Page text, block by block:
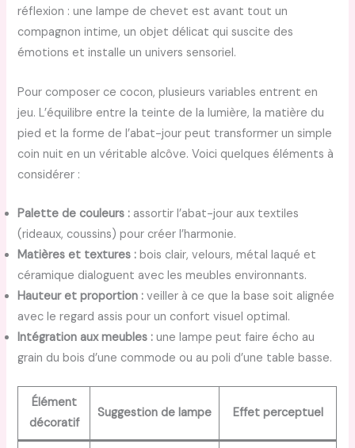
réflexion : une lampe de chevet est avant tout un
compagnon intime, un objet délicat qui suscite des
émotions et installe un univers sensoriel.
Pour composer ce cocon, plusieurs variables entrent en
jeu. L’équilibre entre la teinte de la lumière, la matière du
pied et la forme de l’abat-jour peut transformer un simple
coin nuit en un véritable alcôve. Voici quelques éléments à
considérer :
Palette de couleurs : assortir l’abat-jour aux textiles
(rideaux, coussins) pour créer l’harmonie.
Matières et textures : bois clair, velours, métal laqué et
céramique dialoguent avec les meubles environnants.
Hauteur et proportion : veiller à ce que la base soit alignée
avec le regard assis pour un confort visuel optimal.
Intégration aux meubles : une lampe peut faire écho au
grain du bois d’une commode ou au poli d’une table basse.
Élément
décoratif
Suggestion de lampe Effet perceptuel